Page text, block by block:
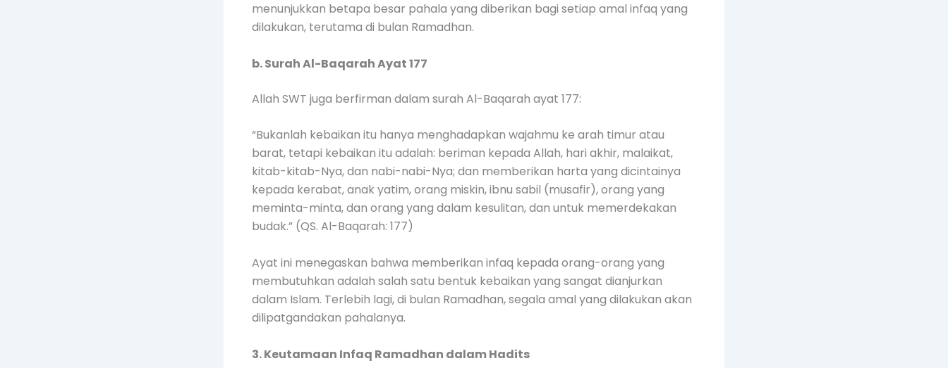
menunjukkan betapa besar pahala yang diberikan bagi setiap amal infaq yang
dilakukan, terutama di bulan Ramadhan.
b. Surah Al-Baqarah Ayat 177
Allah SWT juga berfirman dalam surah Al-Baqarah ayat 177:
“Bukanlah kebaikan itu hanya menghadapkan wajahmu ke arah timur atau
barat, tetapi kebaikan itu adalah: beriman kepada Allah, hari akhir, malaikat,
kitab-kitab-Nya, dan nabi-nabi-Nya; dan memberikan harta yang dicintainya
kepada kerabat, anak yatim, orang miskin, ibnu sabil (musafir), orang yang
meminta-minta, dan orang yang dalam kesulitan, dan untuk memerdekakan
budak.” (QS. Al-Baqarah: 177)
Ayat ini menegaskan bahwa memberikan infaq kepada orang-orang yang
membutuhkan adalah salah satu bentuk kebaikan yang sangat dianjurkan
dalam Islam. Terlebih lagi, di bulan Ramadhan, segala amal yang dilakukan akan
dilipatgandakan pahalanya.
3. Keutamaan Infaq Ramadhan dalam Hadits